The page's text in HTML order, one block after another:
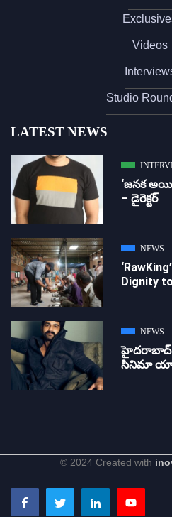
Videos
Studio
LATEST NEWS
‘జ‌న‌క
– డైరెక్ట‌ర్
NEWS
Dignity
NEWS
హైదరాబాద్
సినిమా
© 2024 Created with